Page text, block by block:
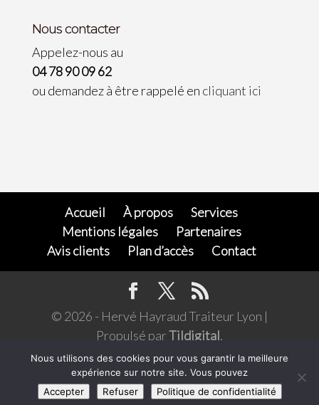
Nous contacter
Appelez-nous au
04 78 90 09 62
ou demandez à être rappelé en cliquant ici
Accueil À propos
Services
Mentions légales
Partenaires
Avis clients
Plan d’accès Contact
© 2026 - Hervé Hayraud Traiteur Lyon |
Propulsé parTildigital.
L’abus d'alcool est dangereux pour la santé,
consommer avec modération. Pour votre santé,
mangez au moins cinq fruits et légumes par jour
Nous utilisons des cookies pour vous garantir la meilleure
expérience sur notre site. Vous pouvez
Accepter
Refuser Politique de confidentialité